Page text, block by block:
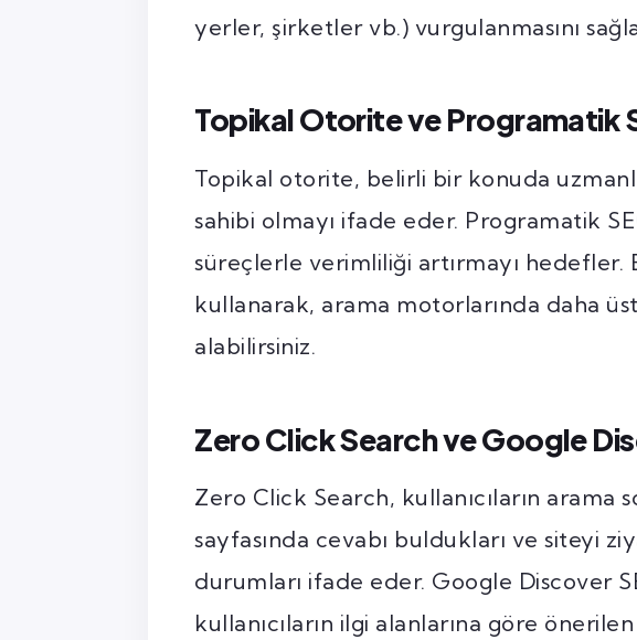
yerler, şirketler vb.) vurgulanmasını
Topikal Otorite ve Programatik
Topikal otorite, belirli bir konuda
sahibi olmayı ifade eder. Programatik
süreçlerle verimliliği artırmayı hedefler.
kullanarak, arama motorlarında daha
alabilirsiniz.
Zero Click Search ve Google
Zero Click Search, kullanıcıların arama
sayfasında cevabı buldukları ve siteyi
durumları ifade eder. Google Discover
kullanıcıların ilgi alanlarına göre